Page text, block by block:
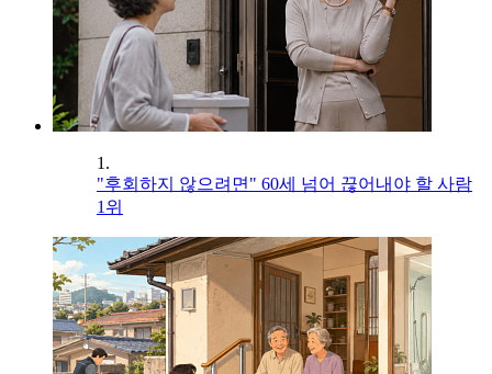
1.
"후회하지 않으려면" 60세 넘어 끊어내야 할 사람
1위